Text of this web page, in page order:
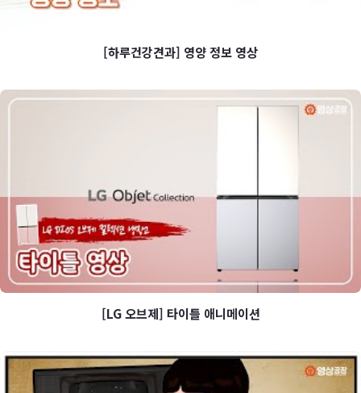
[하루건강견과] 영양 정보 영상
[LG 오브제] 타이틀 애니메이션